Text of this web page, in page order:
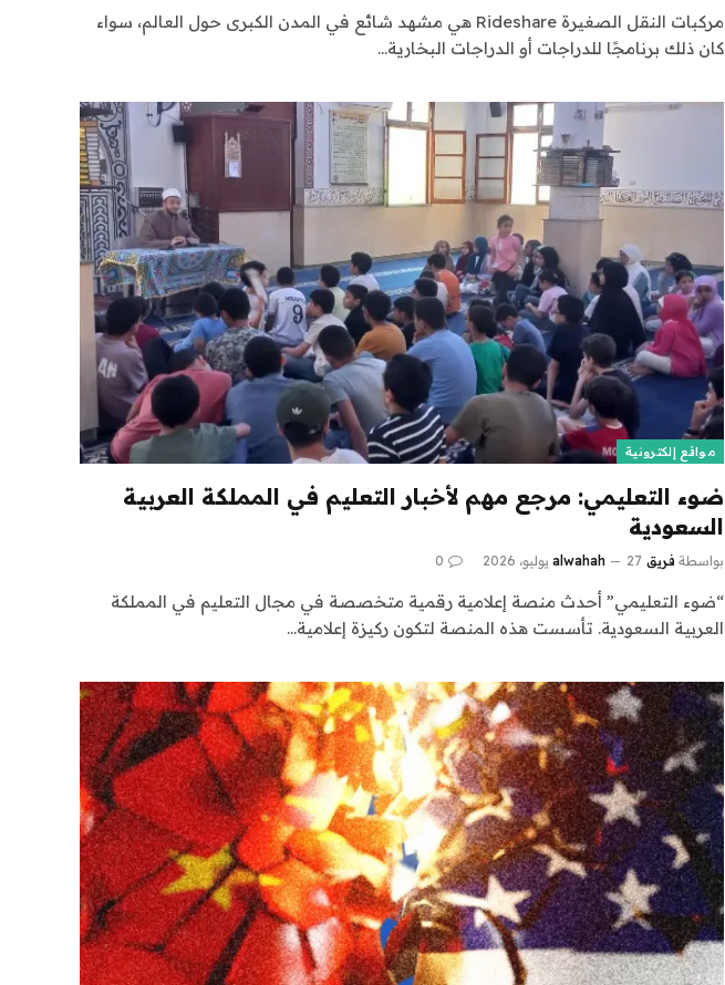
مركبات النقل الصغيرة Rideshare هي مشهد شائع في المدن الكبرى حول العالم، سواء
كان ذلك برنامجًا للدراجات أو الدراجات البخارية…
مواقع إلكترونية
ضوء التعليمي: مرجع مهم لأخبار التعليم في المملكة العربية
السعودية
بواسطة فريق alwahah 27 يوليو، 2026 0
“ضوء التعليمي” أحدث منصة إعلامية رقمية متخصصة في مجال التعليم في المملكة
العربية السعودية. تأسست هذه المنصة لتكون ركيزة إعلامية…